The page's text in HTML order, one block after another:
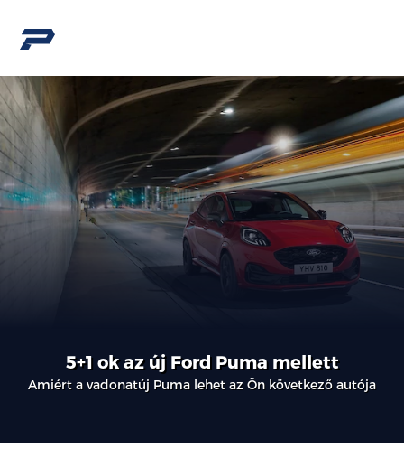
5+1 ok az új Ford Puma mellett
Amiért a vadonatúj Puma lehet az Ön következő autója